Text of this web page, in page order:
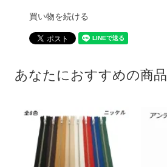
買い物を続ける
あなたにおすすめの商品